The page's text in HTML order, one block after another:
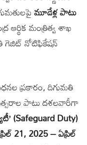
మూడేళ్ల పాటు
ఆర్థిక మంత్రిత్వ శాఖ
గెజిట్ నోటిఫికేషన్
ప్రకారం, దిగుమతి
పాటు దశలవారీగా
(Safeguard Duty)
21, 2025 – ఏప్రిల్